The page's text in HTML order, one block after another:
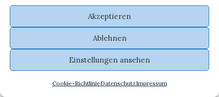
Akzeptieren
Ablehnen
Einstellungen ansehen
Cookie-RichtlinieDatenschutzImpressum
Datenschutzeinstellungen und
Nutzungsbedingungen genau zu
überprüfen, bevor du ChatGPT für sensible
Aufgaben einsetzt.